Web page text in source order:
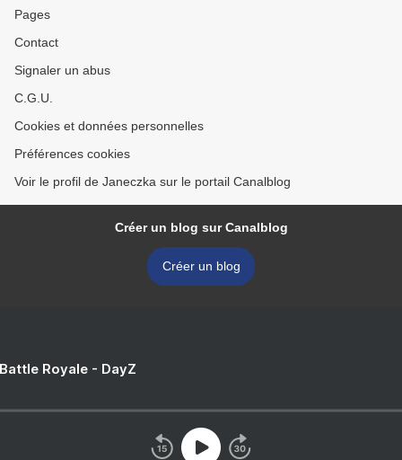
Pages
Contact
Signaler un abus
C.G.U.
Cookies et données personnelles
Préférences cookies
Voir le profil de Janeczka sur le portail Canalblog
Créer un blog sur Canalblog
Créer un blog
Royale - DayZ